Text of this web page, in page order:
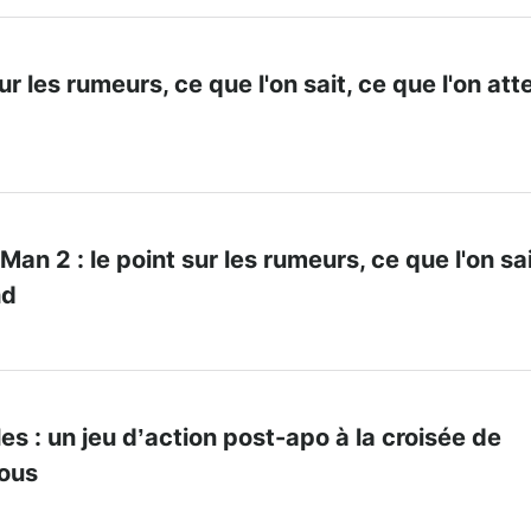
les rumeurs, ce que l'on sait, ce que l'on
2 : le point sur les rumeurs, ce que l'on
: un jeu d’action post-apo à la croisée de